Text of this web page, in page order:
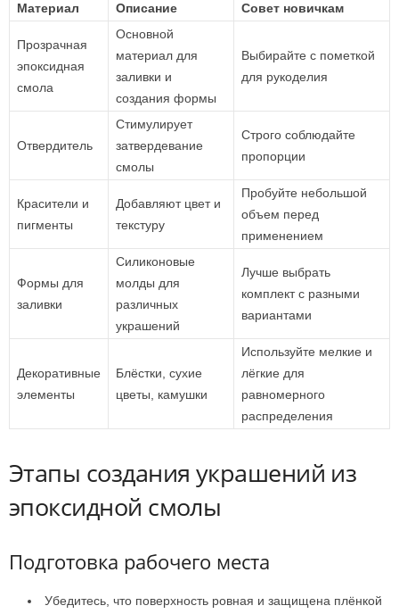
Материал Описание Совет новичкам
Прозрачная
эпоксидная
смола
Основной
материал для
заливки и
создания формы
Выбирайте с пометкой
для рукоделия
Отвердитель
Стимулирует
затвердевание
смолы
Строго соблюдайте
пропорции
Красители и
пигменты
Добавляют цвет и
текстуру
Пробуйте небольшой
объем перед
применением
Формы для
заливки
Силиконовые
молды для
различных
украшений
Лучше выбрать
комплект с разными
вариантами
Декоративные
элементы
Блёстки, сухие
цветы, камушки
Используйте мелкие и
лёгкие для
равномерного
распределения
Этапы создания украшений из
эпоксидной смолы
Подготовка рабочего места
Убедитесь, что поверхность ровная и защищена плёнкой